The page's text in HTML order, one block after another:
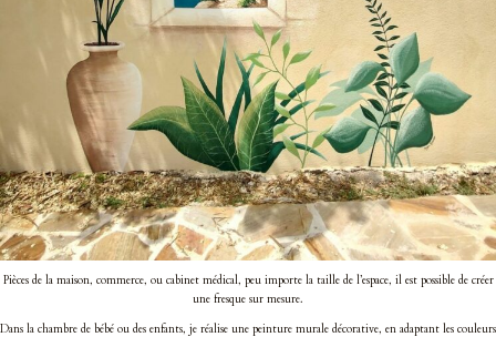
Pièces de la maison, commerce, ou cabinet médical, peu importe la taille de l’espace, il est possible de créer
une fresque sur mesure.
Dans la chambre de bébé ou des enfants, je réalise une peinture murale décorative, en adaptant les couleurs